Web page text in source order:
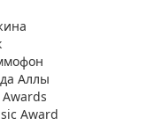
Аллы
Award